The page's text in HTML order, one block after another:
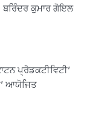
ਬਰਿੰਦਰ ਕੁਮਾਰ ਗੋਇਲ
ਪ੍ਰੋਡਕਟੀਵਿਟੀ’
ਆਯੋਜਿਤ